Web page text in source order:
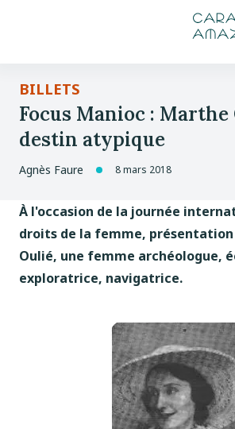
BILLETS
Focus Manioc : Marthe
destin atypique
Agnès Faure 8 mars 2018
À l'occasion de la journée
droits de la femme,
Oulié, une femme archéologue,
exploratrice, navigatrice.